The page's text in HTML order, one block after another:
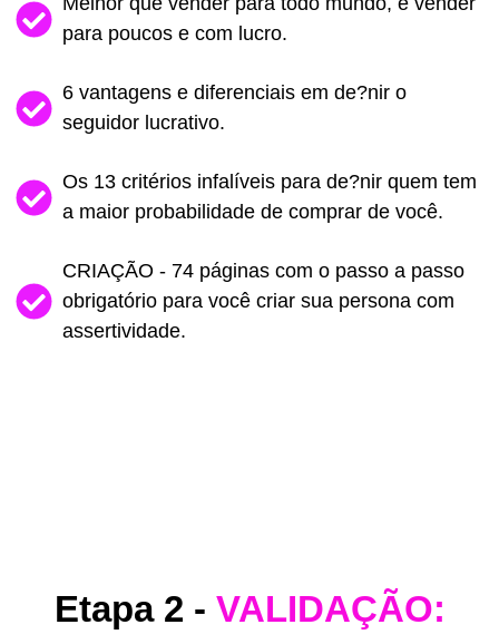
para poucos e com lucro.
6 vantagens e diferenciais em de?nir o
seguidor lucrativo.
Os 13 critérios infalíveis para de?nir quem tem
a maior probabilidade de comprar de você.
CRIAÇÃO - 74 páginas com o passo a passo
obrigatório para você criar sua persona com
assertividade.
Etapa 2 - VALIDAÇÃO: